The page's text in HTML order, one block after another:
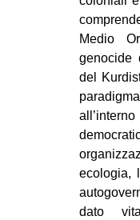
Medio
genocide
del
ecologia,
dato